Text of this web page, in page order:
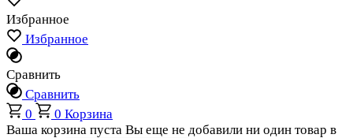
Избранное
Избранное
Сравнить
Сравнить
0
0 Корзина
Ваша корзина пуста Вы еще не добавили ни один товар в